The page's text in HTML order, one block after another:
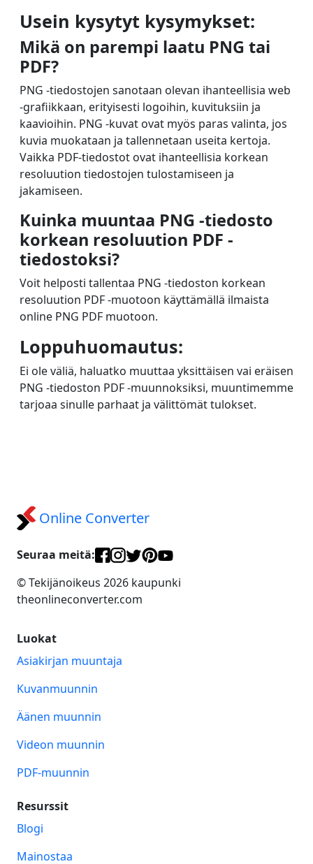
Usein kysytyt kysymykset:
Mikä on parempi laatu PNG tai
PDF?
PNG -tiedostojen sanotaan olevan ihanteellisia web
-grafiikkaan, erityisesti logoihin, kuvituksiin ja
kaavioihin. PNG -kuvat ovat myös paras valinta, jos
kuvia muokataan ja tallennetaan useita kertoja.
Vaikka PDF-tiedostot ovat ihanteellisia korkean
resoluution tiedostojen tulostamiseen ja
jakamiseen.
Kuinka muuntaa PNG -tiedosto
korkean resoluution PDF -
tiedostoksi?
Voit helposti tallentaa PNG -tiedoston korkean
resoluution PDF -muotoon käyttämällä ilmaista
online PNG PDF muotoon.
Loppuhuomautus:
Ei ole väliä, haluatko muuttaa yksittäisen vai eräisen
PNG -tiedoston PDF -muunnoksiksi, muuntimemme
tarjoaa sinulle parhaat ja välittömät tulokset.
Online Converter
Seuraa meitä:
© Tekijänoikeus 2026 kaupunki
theonlineconverter.com
Luokat
Asiakirjan muuntaja
Kuvanmuunnin
Äänen muunnin
Videon muunnin
PDF-muunnin
Resurssit
Blogi
Mainostaa